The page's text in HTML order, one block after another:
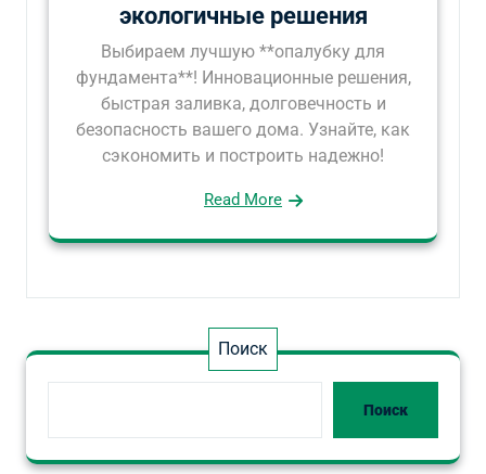
экологичные решения
Выбираем лучшую **опалубку для
фундамента**! Инновационные решения,
быстрая заливка, долговечность и
безопасность вашего дома. Узнайте, как
сэкономить и построить надежно!
Read More
Поиск
Поиск